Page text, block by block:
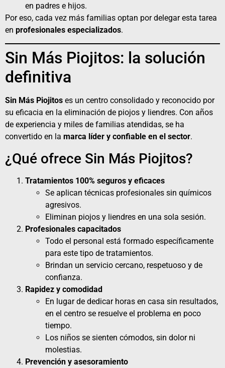
en padres e hijos.
Por eso, cada vez más familias optan por delegar esta tarea
en profesionales especializados.
Sin Más Piojitos: la solución
definitiva
Sin Más Piojitos es un centro consolidado y reconocido por
su eficacia en la eliminación de piojos y liendres. Con años
de experiencia y miles de familias atendidas, se ha
convertido en la marca líder y confiable en el sector.
¿Qué ofrece Sin Más Piojitos?
Tratamientos 100% seguros y eficaces
Se aplican técnicas profesionales sin químicos
agresivos.
Eliminan piojos y liendres en una sola sesión.
Profesionales capacitados
Todo el personal está formado específicamente
para este tipo de tratamientos.
Brindan un servicio cercano, respetuoso y de
confianza.
Rapidez y comodidad
En lugar de dedicar horas en casa sin resultados,
en el centro se resuelve el problema en poco
tiempo.
Los niños se sienten cómodos, sin dolor ni
molestias.
Prevención y asesoramiento